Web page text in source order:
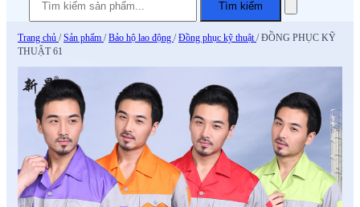
Tìm kiếm
Trang chủ / Sản phẩm / Bảo hộ lao động / Đồng phục kỹ thuật / ĐỒNG PHỤC KỸ
THUẬT 61